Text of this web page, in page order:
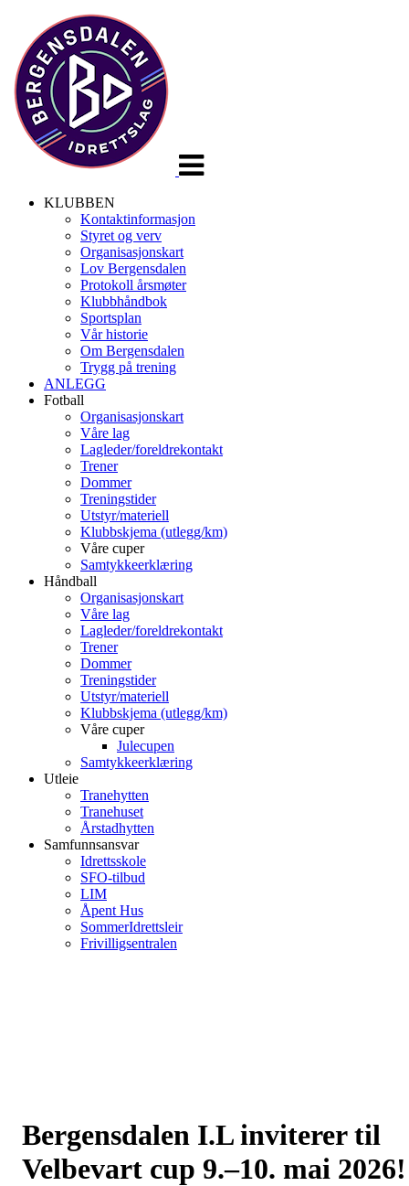
KLUBBEN
Kontaktinformasjon
Styret og verv
Organisasjonskart
Lov Bergensdalen
Protokoll årsmøter
Klubbhåndbok
Sportsplan
Vår historie
Om Bergensdalen
Trygg på trening
ANLEGG
Fotball
Organisasjonskart
Våre lag
Lagleder/foreldrekontakt
Trener
Dommer
Treningstider
Utstyr/materiell
Klubbskjema (utlegg/km)
Våre cuper
Samtykkeerklæring
Håndball
Organisasjonskart
Våre lag
Lagleder/foreldrekontakt
Trener
Dommer
Treningstider
Utstyr/materiell
Klubbskjema (utlegg/km)
Våre cuper
Julecupen
Samtykkeerklæring
Utleie
Tranehytten
Tranehuset
Årstadhytten
Samfunnsansvar
Idrettsskole
SFO-tilbud
LIM
Åpent Hus
SommerIdrettsleir
Frivilligsentralen
Bergensdalen I.L inviterer til
Velbevart cup 9.–10. mai 2026!